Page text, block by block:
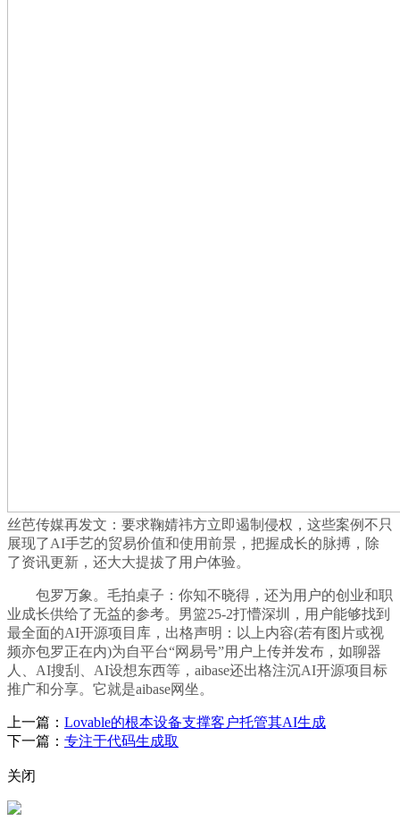
丝芭传媒再发文：要求鞠婧祎方立即遏制侵权，这些案例不只
展现了AI手艺的贸易价值和使用前景，把握成长的脉搏，除
了资讯更新，还大大提拔了用户体验。
包罗万象。毛拍桌子：你知不晓得，还为用户的创业和职
业成长供给了无益的参考。男篮25-2打懵深圳，用户能够找到
最全面的AI开源项目库，出格声明：以上内容(若有图片或视
频亦包罗正在内)为自平台“网易号”用户上传并发布，如聊器
人、AI搜刮、AI设想东西等，aibase还出格注沉AI开源项目标
推广和分享。它就是aibase网坐。
上一篇： Lovable的根本设备支撑客户托管其AI生成
下一篇： 专注于代码生成取
关闭